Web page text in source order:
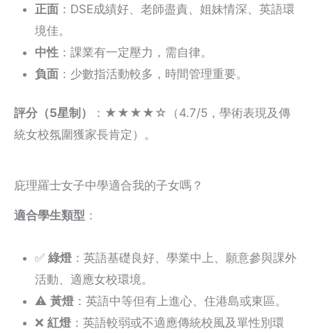
正面 ：DSE成績好、老師盡責、姐妹情深、英語環
境佳。
中性 ：課業有一定壓力，需自律。
負面 ：少數指活動較多，時間管理重要。
評分（5星制）
：★★★★☆（4.7/5，學術表現及傳
統女校氛圍獲家長肯定）。
庇理羅士女子中學適合我的子女嗎？
適合學生類型 ：
✅ 綠燈 ：英語基礎良好、學業中上、願意參與課外
活動、適應女校環境。
⚠️ 黃燈 ：英語中等但有上進心、住港島或東區。
❌ 紅燈 ：英語較弱或不適應傳統校風及單性別環